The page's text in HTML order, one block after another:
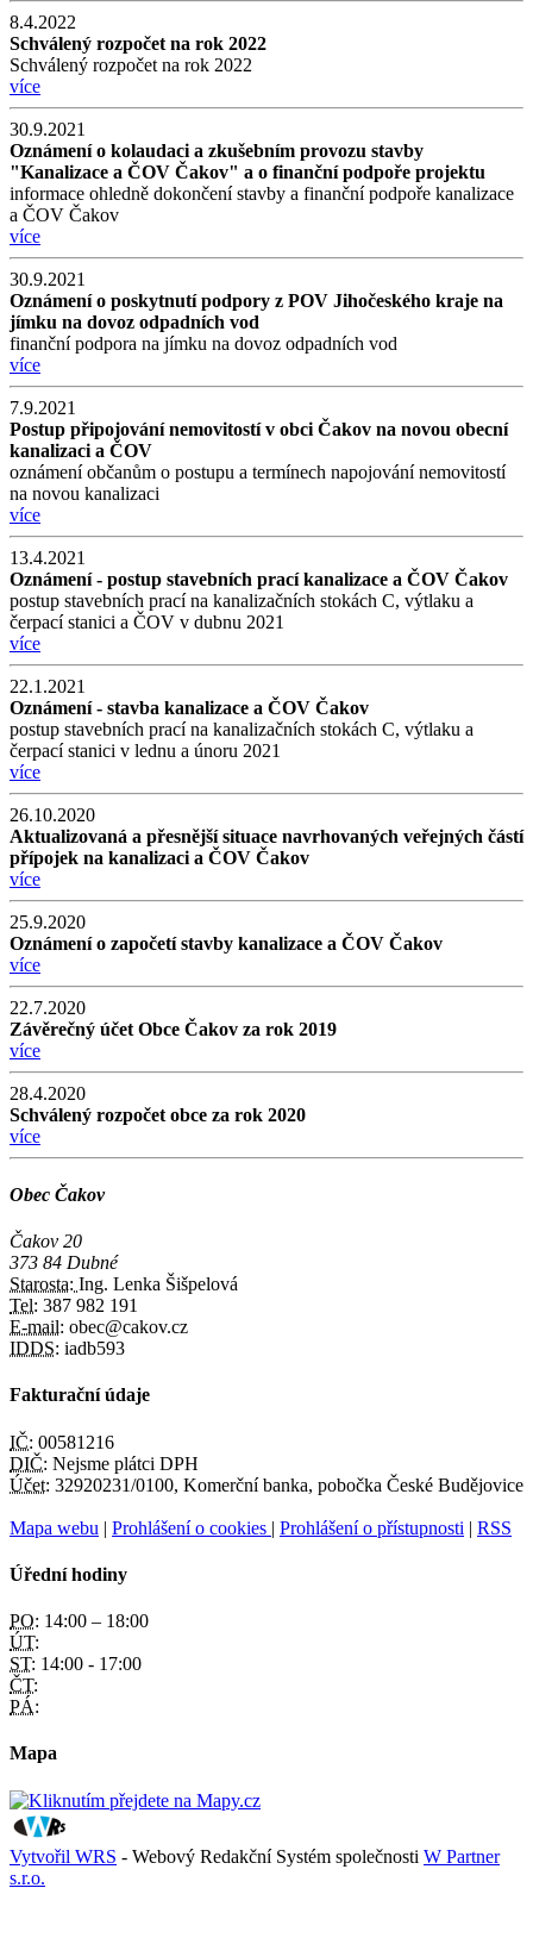
8.4.2022
Schválený rozpočet na rok 2022
Schválený rozpočet na rok 2022
více
30.9.2021
Oznámení o kolaudaci a zkušebním provozu stavby
"Kanalizace a ČOV Čakov" a o finanční podpoře projektu
informace ohledně dokončení stavby a finanční podpoře kanalizace
a ČOV Čakov
více
30.9.2021
Oznámení o poskytnutí podpory z POV Jihočeského kraje na
jímku na dovoz odpadních vod
finanční podpora na jímku na dovoz odpadních vod
více
7.9.2021
Postup připojování nemovitostí v obci Čakov na novou obecní
kanalizaci a ČOV
oznámení občanům o postupu a termínech napojování nemovitostí
na novou kanalizaci
více
13.4.2021
Oznámení - postup stavebních prací kanalizace a ČOV Čakov
postup stavebních prací na kanalizačních stokách C, výtlaku a
čerpací stanici a ČOV v dubnu 2021
více
22.1.2021
Oznámení - stavba kanalizace a ČOV Čakov
postup stavebních prací na kanalizačních stokách C, výtlaku a
čerpací stanici v lednu a únoru 2021
více
26.10.2020
Aktualizovaná a přesnější situace navrhovaných veřejných částí
přípojek na kanalizaci a ČOV Čakov
více
25.9.2020
Oznámení o započetí stavby kanalizace a ČOV Čakov
více
22.7.2020
Závěrečný účet Obce Čakov za rok 2019
více
28.4.2020
Schválený rozpočet obce za rok 2020
více
Obec Čakov
Čakov 20
373 84 Dubné
Starosta: Ing. Lenka Šišpelová
Tel: 387 982 191
E-mail: obec@cakov.cz
IDDS: iadb593
Fakturační údaje
IČ: 00581216
DIČ: Nejsme plátci DPH
Účet: 32920231/0100, Komerční banka, pobočka České Budějovice
Mapa webu | Prohlášení o cookies | Prohlášení o přístupnosti | RSS
Úřední hodiny
PO: 14:00 – 18:00
ÚT:
ST: 14:00 - 17:00
ČT:
PÁ:
Mapa
Vytvořil WRS - Webový Redakční Systém společnosti W Partner
s.r.o.